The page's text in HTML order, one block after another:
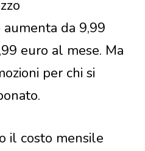
da 9,99
euro al mese. Ma
per chi si
il costo mensile